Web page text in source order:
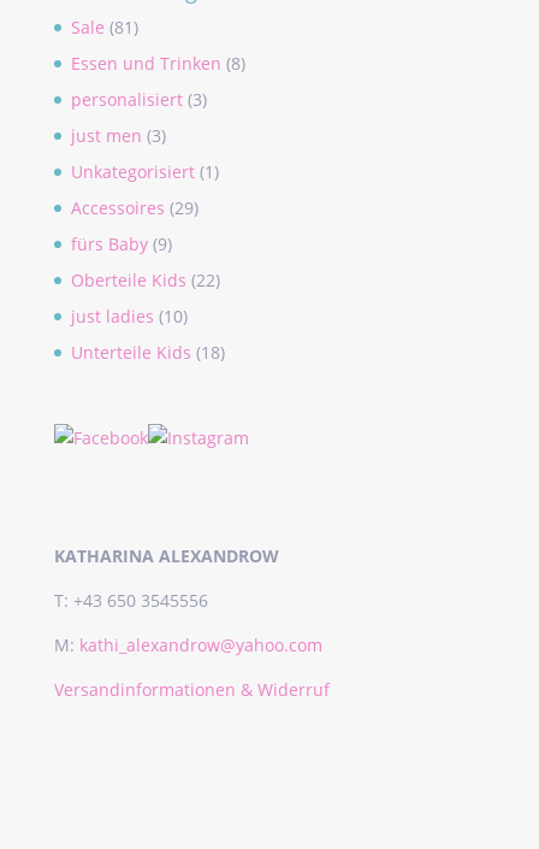
Sale (81)
Essen und Trinken (8)
personalisiert (3)
just men (3)
Unkategorisiert (1)
Accessoires (29)
fürs Baby (9)
Oberteile Kids (22)
just ladies (10)
Unterteile Kids (18)
KATHARINA ALEXANDROW
T: +43 650 3545556
M: kathi_alexandrow@yahoo.com
Versandinformationen & Widerruf